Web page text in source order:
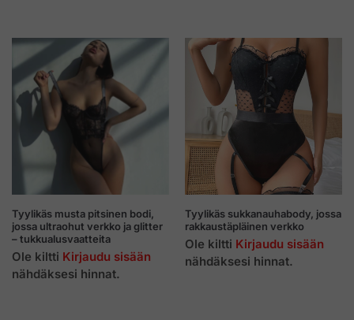
Tyylikäs musta pitsinen bodi,
jossa ultraohut verkko ja glitter
– tukkualusvaatteita
Ole kiltti Kirjaudu sisään
nähdäksesi hinnat.
Tyylikäs sukkanauhabody, jossa
rakkaustäpläinen verkko
Ole kiltti Kirjaudu sisään
nähdäksesi hinnat.